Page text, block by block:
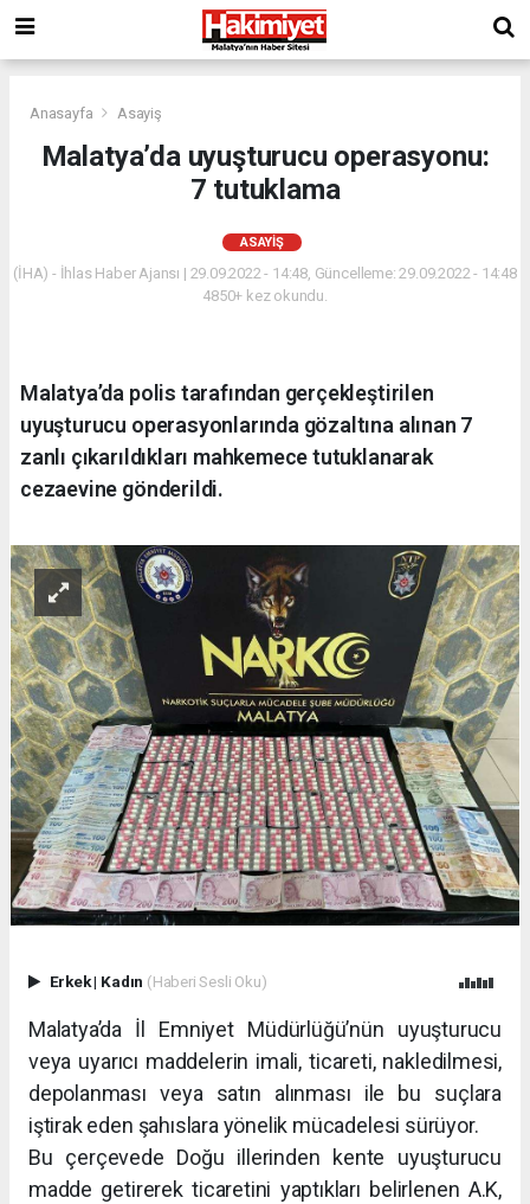
Anasayfa Asayiş
Malatya’da uyuşturucu operasyonu:
7 tutuklama
ASAYIŞ
(İHA) - İhlas Haber Ajansı | 29.09.2022 - 14:48, Güncelleme: 29.09.2022 - 14:48
4850+ kez okundu.
Malatya’da polis tarafından gerçekleştirilen
uyuşturucu operasyonlarında gözaltına alınan 7
zanlı çıkarıldıkları mahkemece tutuklanarak
cezaevine gönderildi.
Erkek| Kadın (Haberi Sesli Oku)
Malatya’da İl Emniyet Müdürlüğü’nün uyuşturucu
veya uyarıcı maddelerin imali, ticareti, nakledilmesi,
depolanması veya satın alınması ile bu suçlara
iştirak eden şahıslara yönelik mücadelesi sürüyor.
Bu çerçevede Doğu illerinden kente uyuşturucu
madde getirerek ticaretini yaptıkları belirlenen A.K,